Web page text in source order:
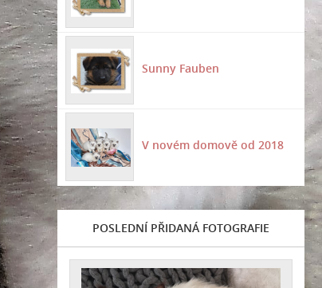
Sunny Fauben
V novém domově od 2018
POSLEDNÍ PŘIDANÁ FOTOGRAFIE